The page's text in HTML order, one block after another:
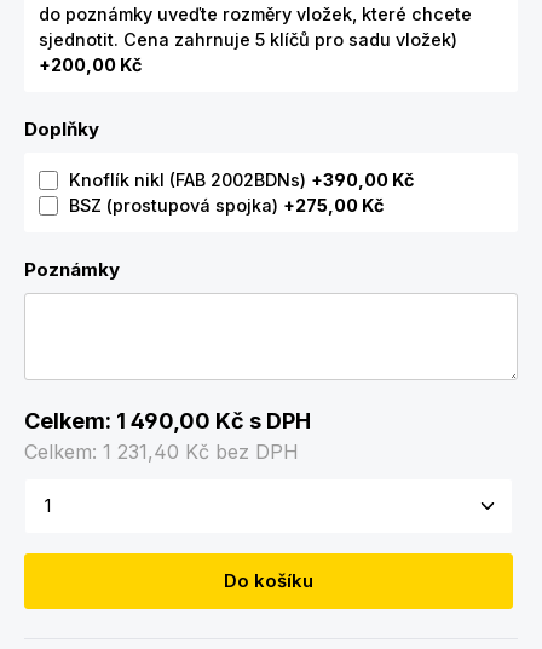
do poznámky uveďte rozměry vložek, které chcete
sjednotit. Cena zahrnuje 5 klíčů pro sadu vložek)
+200,00 Kč
Doplňky
Knoflík nikl (FAB 2002BDNs) +390,00 Kč
BSZ (prostupová spojka) +275,00 Kč
Poznámky
Celkem: 1 490,00 Kč s DPH
Celkem: 1 231,40 Kč bez DPH
Množství produktu: Zadejte požadované
Do košíku